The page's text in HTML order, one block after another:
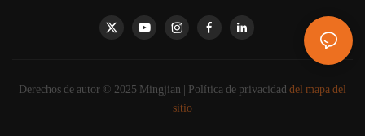
Derechos de autor © 2025 Mingjian | Política de privacidad del mapa del
sitio